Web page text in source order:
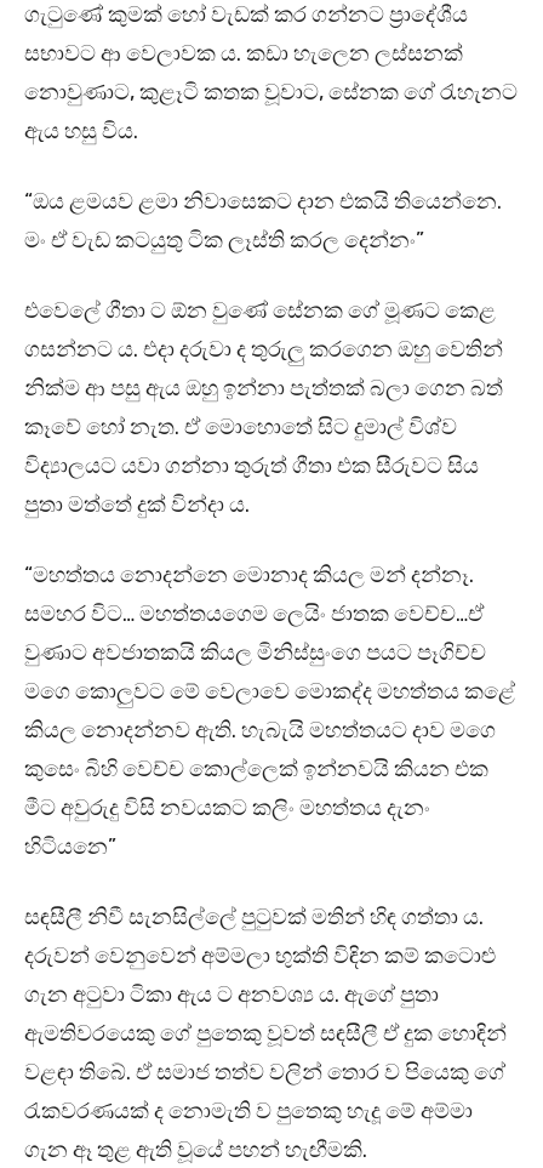
ගැටුණේ කුමක් හෝ වැඩක් කර ගන්නට ප්‍රාදේශීය
සභාවට ආ වෙලාවක ය. කඩා හැලෙන ලස්සනක්
නොවුණාට, කුළෑටි කතක වූවාට, සේනක ගේ රැහැනට
ඇය හසු විය.
“ඔය ළමයව ළමා නිවාසෙකට දාන එකයි තියෙන්නෙ.
මං ඒ වැඩ කටයුතු ටික ලෑස්ති කරල දෙන්නං”
එවෙලේ ගීතා ට ඕන වුණේ සේනක ගේ මූණට කෙළ
ගසන්නට ය. එදා දරුවා ද තුරුලු කරගෙන ඔහු වෙතින්
නික්ම ආ පසු ඇය ඔහු ඉන්නා පැත්තක් බලා ගෙන බත්
කෑවේ හෝ නැත. ඒ මොහොතේ සිට දුමාල් විශ්ව
විද්‍යාලයට යවා ගන්නා තුරුත් ගීතා එක සීරුවට සිය
පුතා මත්තේ දුක් වින්දා ය.
“මහත්තය නොදන්නෙ මොනාද කියල මන් දන්නෑ.
සමහර විට… මහත්තයගෙම ලෙයිං ජාතක වෙච්ච…ඒ
වුණාට අවජාතකයි කියල මිනිස්සුංගෙ පයට පෑගිච්ච
මගෙ කොලුවට මේ වෙලාවෙ මොකද්ද මහත්තය කළේ
කියල නොදන්නව ඇති. හැබැයි මහත්තයට දාව මගෙ
කුසෙං බිහි වෙච්ච කොල්ලෙක් ඉන්නවයි කියන එක
මීට අවුරුදු විසි නවයකට කලිං මහත්තය දැනං
හිටියනෙ”
සඳසීලී නිවී සැනසිල්ලේ පුටුවක් මතින් හිඳ ගත්තා ය.
දරුවන් වෙනුවෙන් අම්මලා භුක්ති විඳින කම් කටොළු
ගැන අටුවා ටිකා ඇය ට අනවශ්‍ය ය. ඇගේ පුතා
ඇමතිවරයෙකු ගේ පුතෙකු වූවත් සඳසීලී ඒ දුක හොඳින්
වළඳා තිබේ. ඒ සමාජ තත්ව වලින් තොර ව පියෙකු ගේ
රැකවරණයක් ද නොමැති ව පුතෙකු හැදූ මේ අම්මා
ගැන ඈ තුළ ඇති වූයේ පහන් හැඟීමකි.